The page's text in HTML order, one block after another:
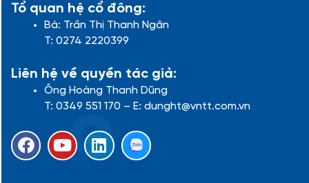
Tổ quan hệ cổ đông:
Bà: Trần Thị Thanh Ngân
T: 0274 2220399
Liên hệ về quyền tác giả:
Ông Hoàng Thanh Dũng
T: 0349 551 170 – E: dunght@vntt.com.vn
F
a
Y
o
L
i